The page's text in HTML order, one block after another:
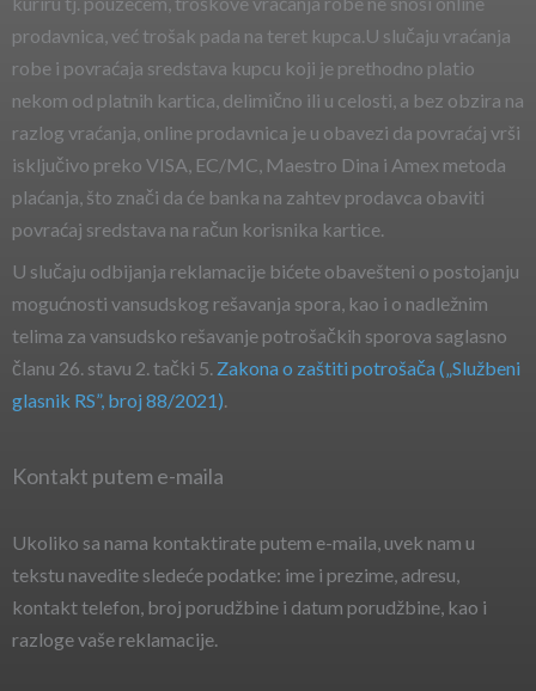
prodavnica, već trošak pada na teret kupca.U slučaju vraćanja
robe i povraćaja sredstava kupcu koji je prethodno platio
nekom od platnih kartica, delimično ili u celosti, a bez obzira na
razlog vraćanja, online prodavnica je u obavezi da povraćaj vrši
isključivo preko VISA, EC/MC, Maestro Dina i Amex metoda
plaćanja, što znači da će banka na zahtev prodavca obaviti
povraćaj sredstava na račun korisnika kartice.
U slučaju odbijanja reklamacije bićete obavešteni o postojanju
mogućnosti vansudskog rešavanja spora, kao i o nadležnim
telima za vansudsko rešavanje potrošačkih sporova saglasno
članu 26. stavu 2. tački 5. Zakona o zaštiti potrošača („Službeni
glasnik RS”, broj 88/2021).
Kontakt putem e-maila
Ukoliko sa nama kontaktirate putem e-maila, uvek nam u
tekstu navedite sledeće podatke: ime i prezime, adresu,
kontakt telefon, broj porudžbine i datum porudžbine, kao i
razloge vaše reklamacije.